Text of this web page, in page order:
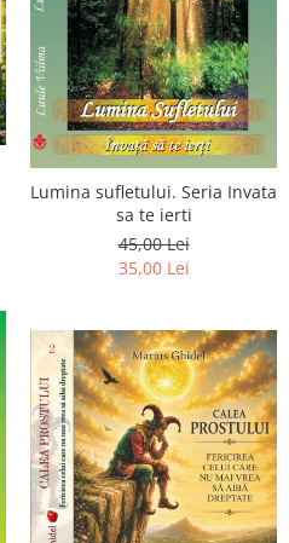
Lumina sufletului. Seria Invata
sa te ierti
45,00 Lei
35,00 Lei